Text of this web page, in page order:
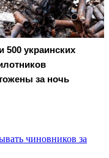
500 украинских
за ночь
чиновников за